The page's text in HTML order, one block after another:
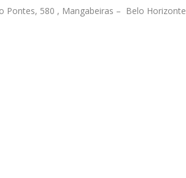
Pontes, 580 , Mangabeiras – Belo Horizonte